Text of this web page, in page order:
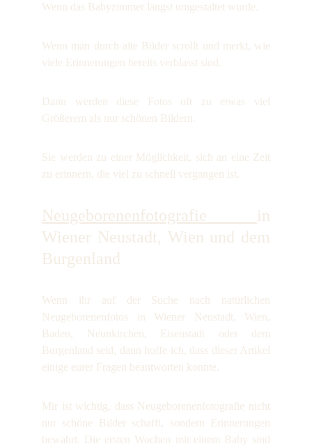
Wenn das Babyzimmer längst umgestaltet wurde.
Wenn man durch alte Bilder scrollt und merkt, wie
viele Erinnerungen bereits verblasst sind.
Dann werden diese Fotos oft zu etwas viel
Größerem als nur schönen Bildern.
Sie werden zu einer Möglichkeit, sich an eine Zeit
zu erinnern, die viel zu schnell vergangen ist.
Neugeborenenfotografie in
Wiener Neustadt, Wien und dem
Burgenland
Wenn ihr auf der Suche nach natürlichen
Neugeborenenfotos in Wiener Neustadt, Wien,
Baden, Neunkirchen, Eisenstadt oder dem
Burgenland seid, dann hoffe ich, dass dieser Artikel
einige eurer Fragen beantworten konnte.
Mir ist wichtig, dass Neugeborenenfotografie nicht
nur schöne Bilder schafft, sondern Erinnerungen
bewahrt. Die ersten Wochen mit einem Baby sind